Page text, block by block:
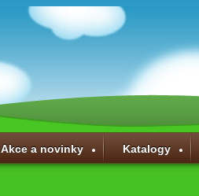
Akce a novinky Katalogy